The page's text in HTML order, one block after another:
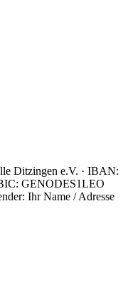
Ditzingen e.V. · IBAN:
GENODES1LEO
Ihr Name / Adresse